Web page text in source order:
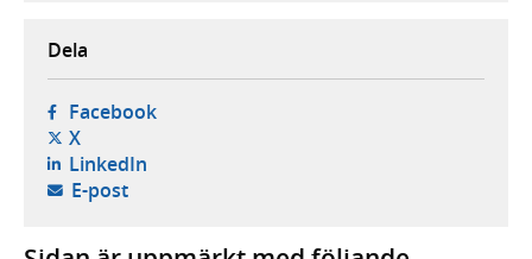
Dela
Facebook- öppnas i ny flik, extern webbplats,
X- öppnas i ny flik, extern webbplats,
LinkedIn- öppnas i ny flik, extern webbplats,
E-post- öppnar din e-postklient,